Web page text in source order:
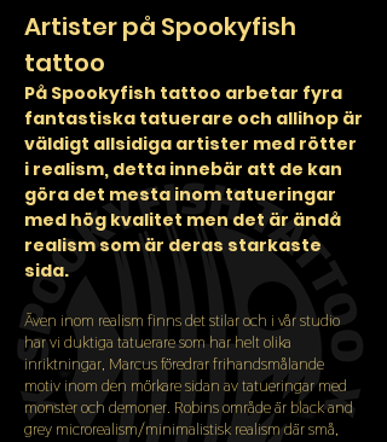
Artister på Spookyfish
tattoo
På Spookyfish tattoo arbetar fyra
fantastiska tatuerare och allihop är
väldigt allsidiga artister med rötter
i realism, detta innebär att de kan
göra det mesta inom tatueringar
med hög kvalitet men det är ändå
realism som är deras starkaste
sida.
Även inom realism finns det stilar och i vår studio
har vi duktiga tatuerare som har helt olika
inriktningar, Marcus föredrar frihandsmålande
motiv inom den mörkare sidan av tatueringar med
monster och demoner. Robins område är black and
grey microrealism/minimalistisk realism där små,